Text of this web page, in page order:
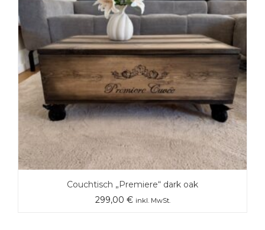
Couchtisch „Premiere“ dark oak
299,00 € inkl. MwSt.